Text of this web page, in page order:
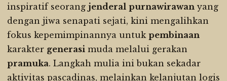
inspiratif seorang jenderal purnawirawan yang
dengan jiwa senapati sejati, kini mengalihkan
fokus kepemimpinannya untuk pembinaan
karakter generasi muda melalui gerakan
pramuka. Langkah mulia ini bukan sekadar
aktivitas pascadinas, melainkan kelanjutan logis